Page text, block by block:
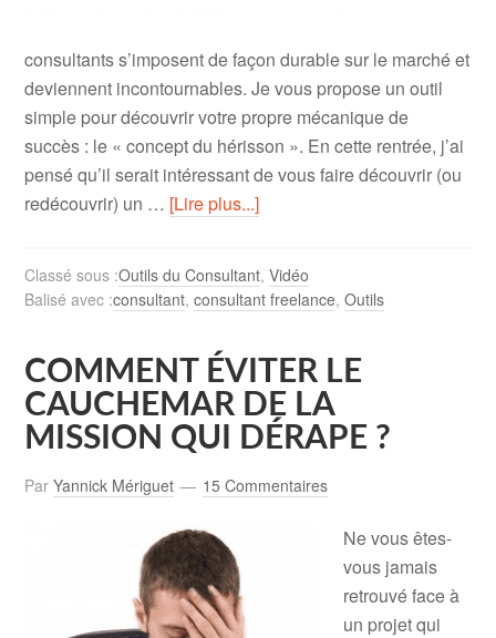
consultants s’imposent de façon durable sur le marché et
deviennent incontournables. Je vous propose un outil
simple pour découvrir votre propre mécanique de
succès : le « concept du hérisson ». En cette rentrée, j’ai
pensé qu’il serait intéressant de vous faire découvrir (ou
redécouvrir) un … [Lire plus...]
Classé sous :Outils du Consultant,Vidéo
Balisé avec :consultant,consultant freelance,Outils
COMMENT ÉVITER LE
CAUCHEMAR DE LA
MISSION QUI DÉRAPE ?
ParYannick Mériguet 15 Commentaires
Ne vous êtes-
vous jamais
retrouvé face à
un projet qui